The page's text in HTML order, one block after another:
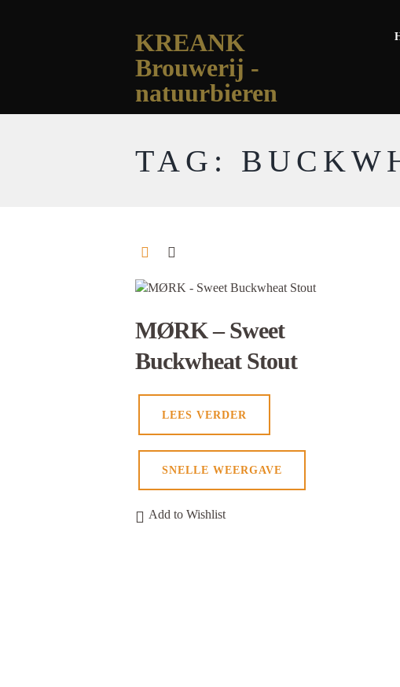
KREANK
Brouwerij -
natuurbieren
TAG:
MØRK – Sweet
Buckwheat Stout
LEES VERDER
SNELLE WEERGAVE
Add to Wishlist